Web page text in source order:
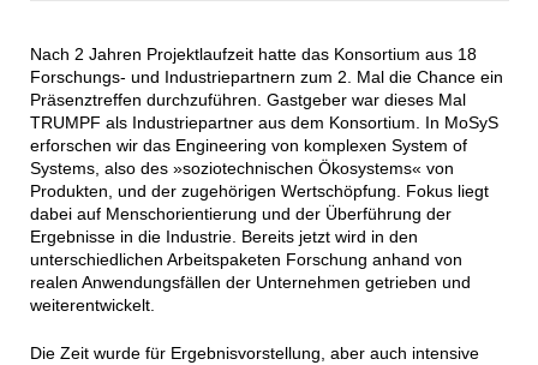
Nach 2 Jahren Projektlaufzeit hatte das Konsortium aus 18
Forschungs- und Industriepartnern zum 2. Mal die Chance ein
Präsenztreffen durchzuführen. Gastgeber war dieses Mal
TRUMPF als Industriepartner aus dem Konsortium. In MoSyS
erforschen wir das Engineering von komplexen System of
Systems, also des »soziotechnischen Ökosystems« von
Produkten, und der zugehörigen Wertschöpfung. Fokus liegt
dabei auf Menschorientierung und der Überführung der
Ergebnisse in die Industrie. Bereits jetzt wird in den
unterschiedlichen Arbeitspaketen Forschung anhand von
realen Anwendungsfällen der Unternehmen getrieben und
weiterentwickelt.
Die Zeit wurde für Ergebnisvorstellung, aber auch intensive